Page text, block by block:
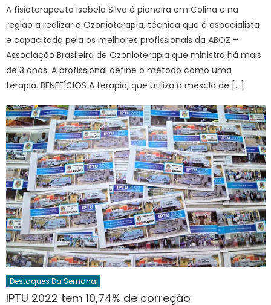
A fisioterapeuta Isabela Silva é pioneira em Colina e na
região a realizar a Ozonioterapia, técnica que é especialista
e capacitada pela os melhores profissionais da ABOZ –
Associação Brasileira de Ozonioterapia que ministra há mais
de 3 anos. A profissional define o método como uma
terapia. BENEFÍCIOS A terapia, que utiliza a mescla de […]
Destaques Da Semana
IPTU 2022 tem 10,74% de correção